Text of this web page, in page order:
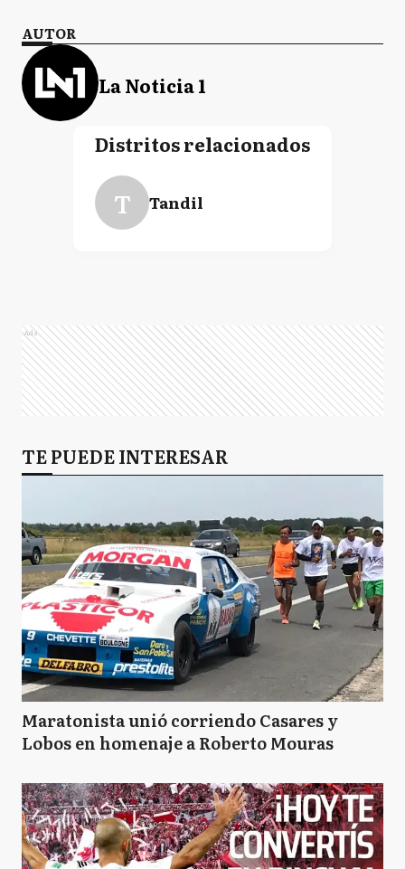
AUTOR
La Noticia 1
Distritos relacionados
T Tandil
Ads
TE PUEDE INTERESAR
Maratonista unió corriendo Casares y
Lobos en homenaje a Roberto Mouras